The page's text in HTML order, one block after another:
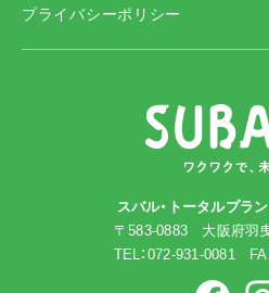
プライバシーポリシー
スバル・トータルプラ
〒583-0883 大阪府羽
TEL：072-931-0081